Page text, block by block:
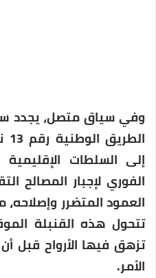
وفي سياق متصل، يجدد
إلى السلطات
الفوري لإجبار المصالح
العمود المتضرر
تتحول هذه القنبلة
تزهق فيها الأرواح قبل
الأمر.